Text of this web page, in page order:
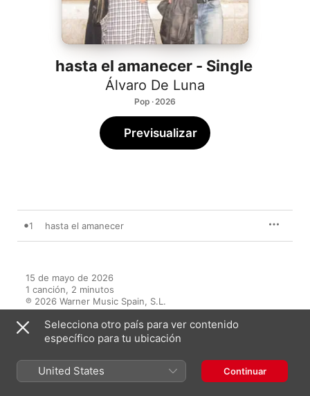
hasta el amanecer - Single
Álvaro De Luna
Pop · 2026
Previsualizar
1 hasta el amanecer
15 de mayo de 2026
1 canción, 2 minutos
℗ 2026 Warner Music Spain, S.L.
Videoclips
Selecciona otro país para ver contenido
específico para tu ubicación
United States Continuar